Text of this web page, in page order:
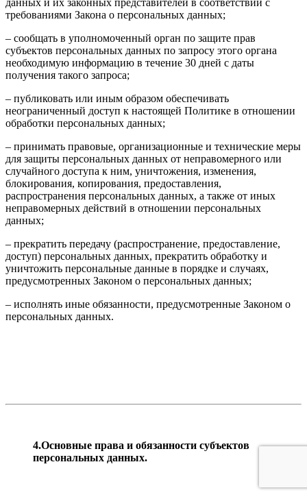
данных и их законных представителей в соответствии с
требованиями Закона о персональных данных;
– сообщать в уполномоченный орган по защите прав
субъектов персональных данных по запросу этого органа
необходимую информацию в течение 30 дней с даты
получения такого запроса;
– публиковать или иным образом обеспечивать
неограниченный доступ к настоящей Политике в отношении
обработки персональных данных;
– принимать правовые, организационные и технические меры
для защиты персональных данных от неправомерного или
случайного доступа к ним, уничтожения, изменения,
блокирования, копирования, предоставления,
распространения персональных данных, а также от иных
неправомерных действий в отношении персональных
данных;
– прекратить передачу (распространение, предоставление,
доступ) персональных данных, прекратить обработку и
уничтожить персональные данные в порядке и случаях,
предусмотренных Законом о персональных данных;
– исполнять иные обязанности, предусмотренные Законом о
персональных данных.
4.Основные права и обязанности субъектов
персональных данных.